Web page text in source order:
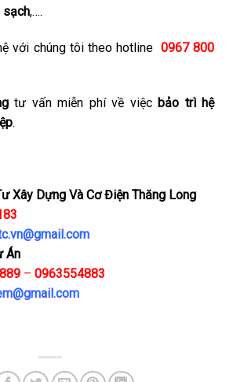
sạch,….
với chúng tôi theo hotline 0967 800
tư vấn miễn phí về việc bảo trì hệ
.
Xây Dựng Và Cơ Điện Thăng Long
Án
– 0963554883